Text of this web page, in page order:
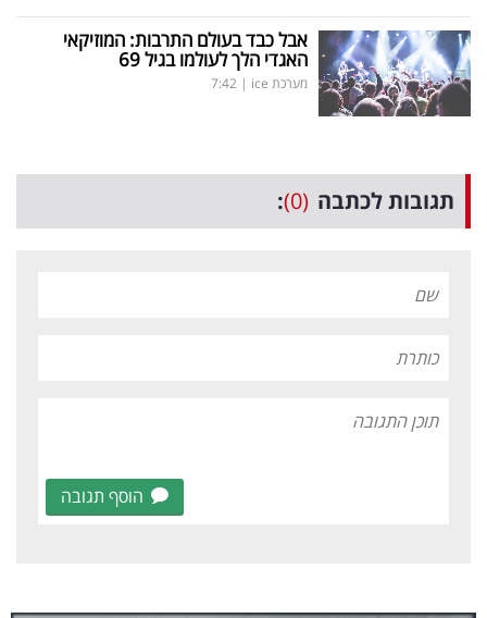
אבל כבד בעולם התרבות: המוזיקאי
האגדי הלך לעולמו בגיל 69
מערכת ice |
7:42
תגובות לכתבה (0)
:
הוסף תגובה